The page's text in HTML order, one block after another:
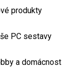
produkty
PC sestavy
a domácnost